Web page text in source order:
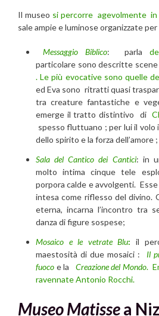
Il museo si percorre agevolmente in
sale ampie e luminose organizzate
Messaggio Biblico: parla
particolare sono descritte
. Le più evocative sono quelle
ed Eva sono ritratti quasi
tra creature fantastiche e
emerge il tratto distintivo di
spesso fluttuano ; per lui il volo
dello spirito e la forza dell’amore ;
Sala del Cantico dei Cantici: in
molto intima cinque tele
porpora calde e avvolgenti. Esse
intesa come riflesso del divino.
eterna, incarna l’incontro tra
danza di figure sospese;
Mosaico e le vetrate Blu: il
maestosità di due mosaici :
Il
fuoco e la Creazione del Mondo.
ravennate Antonio Rocchi.
Museo Matissea